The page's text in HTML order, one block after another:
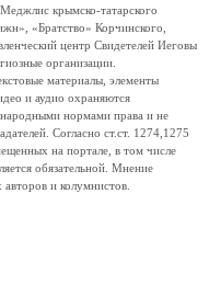
крымско-татарского
«Братство» Корчинского,
центр Свидетелей Иеговы
организации.
материалы, элементы
и аудио охраняются
нормами права и не
Согласно ст.ст. 1274,1275
на портале, в том числе
обязательной. Мнение
и колумнистов.